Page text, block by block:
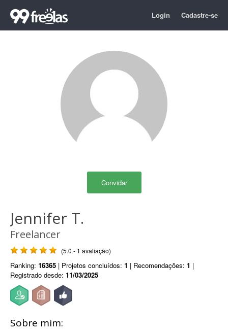
Login Cadastre-se
Convidar
Jennifer T.
Freelancer
(5.0 - 1 avaliação)
Ranking: 16365 | Projetos concluídos: 1 | Recomendações: 1 |
Registrado desde: 11/03/2025
Sobre mim: